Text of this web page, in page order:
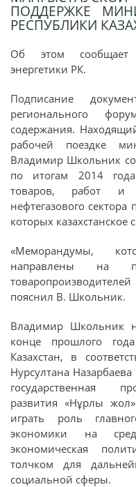
ПОДДЕРЖКЕ
РЕСПУБЛИКИ
Об этом сообщает
энергетики РК.
Подписание
регионального
содержания.
рабочей поездке
Владимир Школьник
по итогам 2014
товаров, работ и
нефтегазового
которых казахстанское
«Меморандумы,
направлены на
пояснил В. Школьник.
Владимир Школьник
конце прошлого
Казахстан, в
Нурсултана
государственная
развития «Нұрлы
играть роль
экономики на
экономическая
толчком для
социальной сферы.